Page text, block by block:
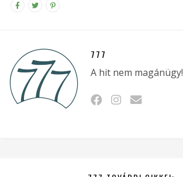
777
A hit nem magánügy!